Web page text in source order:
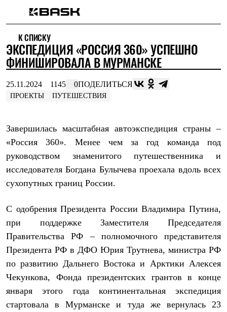
Интернет-магазин
Мужская одежда
Утепленная пухом
Куртки
Жилеты
Комбинезоны
Брюки
Штормовая одежда
Куртки
Брюки
Софтшелл одежда
Куртки
Брюки
Брюки
Жилеты
Термобелье
Теплое термобелье
Среднее термобелье
Легкое термобелье
Лёгкая одежда
Футболки
Рубашки
Толстовки
Брюки
К СПИСКУ
ЭКСПЕДИЦИЯ «РОССИЯ 360» УСПЕШНО
ФИНИШИРОВАЛА В МУРМАНСКЕ
25.11.2024 1145 0ПОДЕЛИТЬСЯ
ПРОЕКТЫ ПУТЕШЕСТВИЯ
Завершилась масштабная автоэкспедиция страны –
«Россия 360». Менее чем за год команда под
руководством знаменитого путешественника и
исследователя Богдана Булычева проехала вдоль всех
сухопутных границ России.
С одобрения Президента России Владимира Путина,
при поддержке Заместителя Председателя
Правительства РФ – полномочного представителя
Президента РФ в ДФО Юрия Трутнева, министра РФ
по развитию Дальнего Востока и Арктики Алексея
Чекункова, Фонда президентских грантов в конце
января этого года континентальная экспедиция
стартовала в Мурманске и туда же вернулась 23